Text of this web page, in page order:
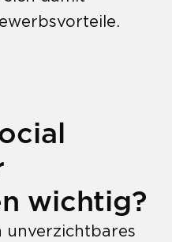
wichtig?
unverzichtbares